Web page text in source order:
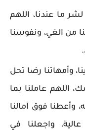
ما عندنا، اللهم
من الغي، ونفوسنا
وأمهاتنا رضا تحل
اللهم عاملنا بما
وأعطنا فوق آمالنا
واجعلنا في